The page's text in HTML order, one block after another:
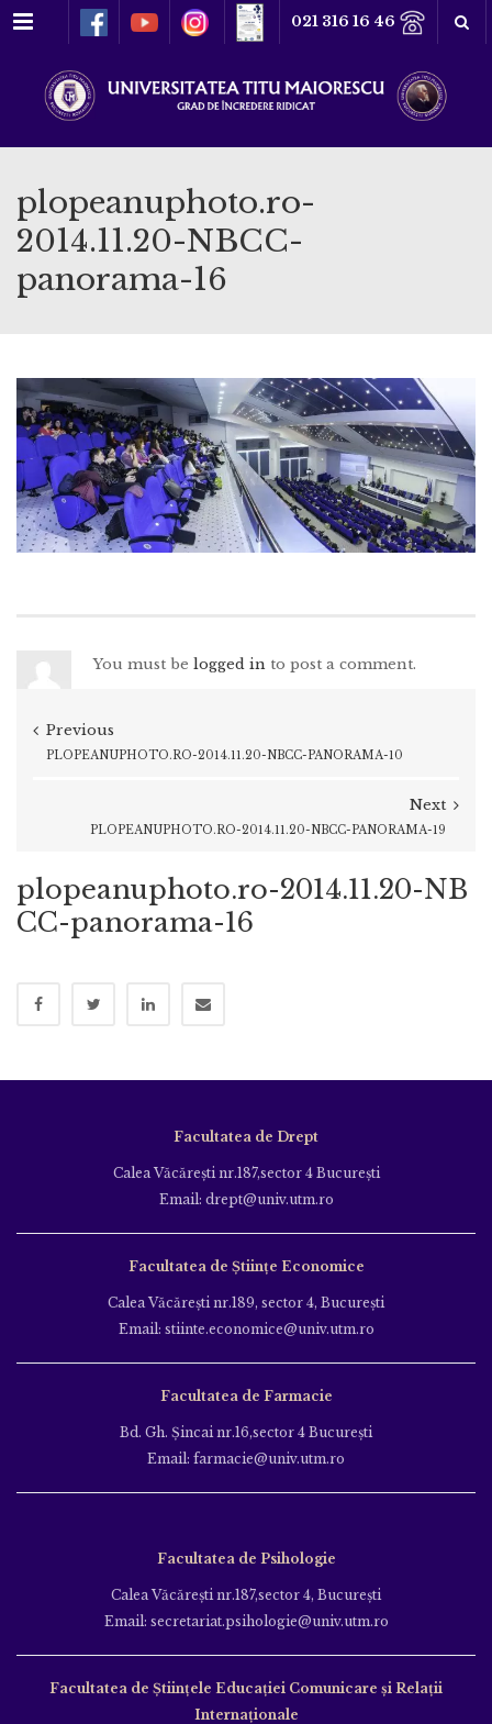
Meniu 021 316 16 46
plopeanuphoto.ro-
2014.11.20-NBCC-
panorama-16
You must be logged in to post a comment.
Previous
PLOPEANUPHOTO.RO-2014.11.20-NBCC-PANORAMA-10
Next
PLOPEANUPHOTO.RO-2014.11.20-NBCC-PANORAMA-19
plopeanuphoto.ro-2014.11.20-NB
CC-panorama-16
Facultatea de Drept
Calea Văcăreşti nr.187,sector 4 Bucureşti
Email: drept@univ.utm.ro
Facultatea de Științe Economice
Calea Văcăreşti nr.189, sector 4, Bucureşti
Email: stiinte.economice@univ.utm.ro
Facultatea de Farmacie
Bd. Gh. Şincai nr.16,sector 4 Bucureşti
Email: farmacie@univ.utm.ro
Facultatea de Psihologie
Calea Văcăreşti nr.187,sector 4, Bucureşti
Email: secretariat.psihologie@univ.utm.ro
Facultatea de Ştiinţele Educației Comunicare și Relații
Internaționale